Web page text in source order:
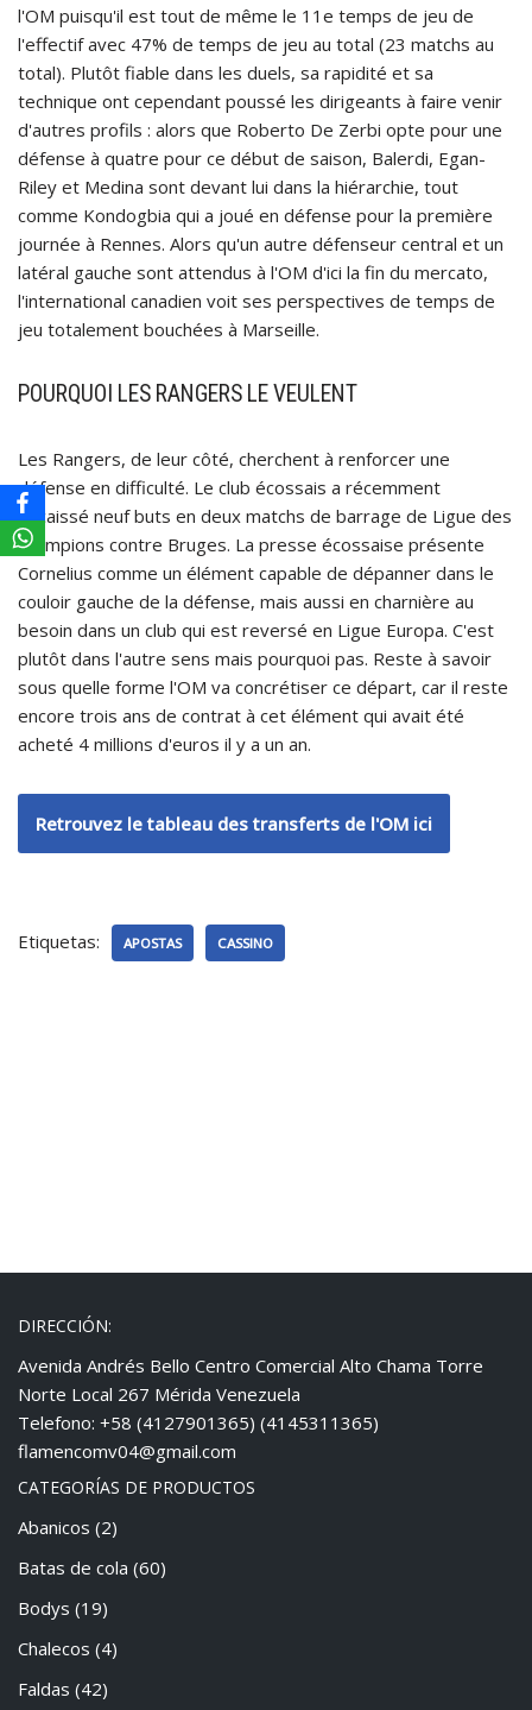
l'OM puisqu'il est tout de même le 11e temps de jeu de
l'effectif avec 47% de temps de jeu au total (23 matchs au
total). Plutôt fiable dans les duels, sa rapidité et sa
technique ont cependant poussé les dirigeants à faire venir
d'autres profils : alors que Roberto De Zerbi opte pour une
défense à quatre pour ce début de saison, Balerdi, Egan-
Riley et Medina sont devant lui dans la hiérarchie, tout
comme Kondogbia qui a joué en défense pour la première
journée à Rennes. Alors qu'un autre défenseur central et un
latéral gauche sont attendus à l'OM d'ici la fin du mercato,
l'international canadien voit ses perspectives de temps de
jeu totalement bouchées à Marseille.
POURQUOI LES RANGERS LE VEULENT
Les Rangers, de leur côté, cherchent à renforcer une
défense en difficulté. Le club écossais a récemment
encaissé neuf buts en deux matchs de barrage de Ligue des
champions contre Bruges. La presse écossaise présente
Cornelius comme un élément capable de dépanner dans le
couloir gauche de la défense, mais aussi en charnière au
besoin dans un club qui est reversé en Ligue Europa. C'est
plutôt dans l'autre sens mais pourquoi pas. Reste à savoir
sous quelle forme l'OM va concrétiser ce départ, car il reste
encore trois ans de contrat à cet élément qui avait été
acheté 4 millions d'euros il y a un an.
Retrouvez le tableau des transferts de l'OM ici
Etiquetas: APOSTAS CASSINO
DIRECCIÓN:
Avenida Andrés Bello Centro Comercial Alto Chama Torre
Norte Local 267 Mérida Venezuela
Telefono: +58 (4127901365) (4145311365)
flamencomv04@gmail.com
CATEGORÍAS DE PRODUCTOS
Abanicos (2)
Batas de cola (60)
Bodys (19)
Chalecos (4)
Faldas (42)